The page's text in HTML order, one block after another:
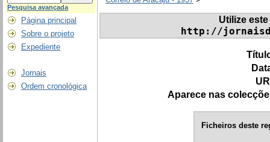
Pesquisa avançada
Página principal
Sobre o projeto
Expediente
Jornais
Ordem cronológica
Utilize
http://
Aparece nas
Ficheiros deste